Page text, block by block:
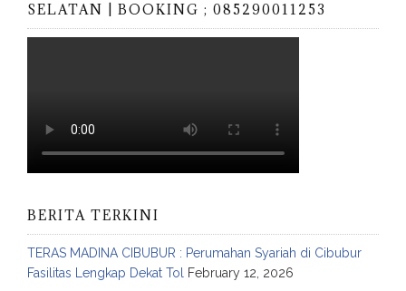
SELATAN | BOOKING ; 085290011253
BERITA TERKINI
TERAS MADINA CIBUBUR : Perumahan Syariah di Cibubur
Fasilitas Lengkap Dekat Tol February 12, 2026